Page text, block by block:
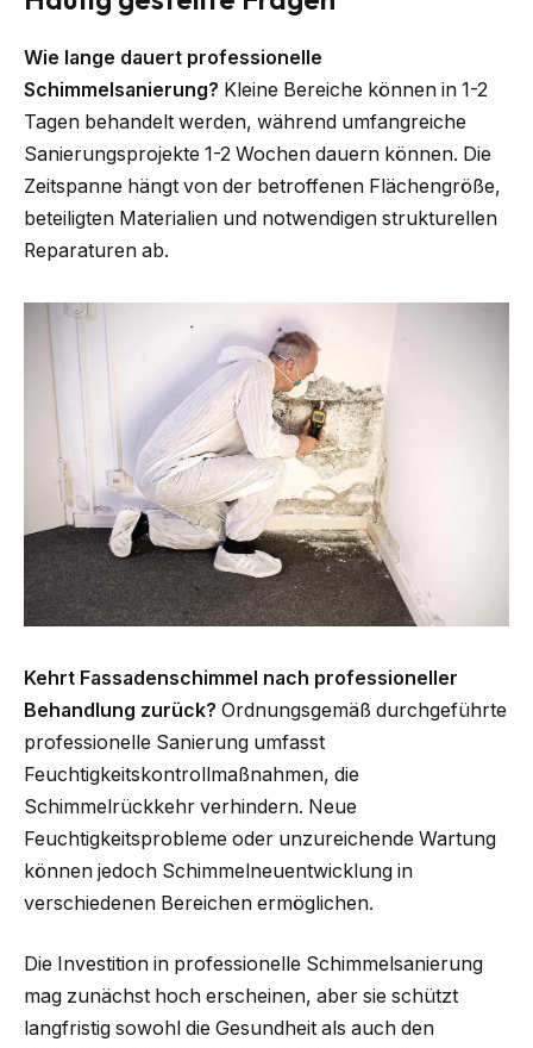
Wie lange dauert professionelle
Schimmelsanierung? Kleine Bereiche können in 1-2
Tagen behandelt werden, während umfangreiche
Sanierungsprojekte 1-2 Wochen dauern können. Die
Zeitspanne hängt von der betroffenen Flächengröße,
beteiligten Materialien und notwendigen strukturellen
Reparaturen ab.
Kehrt Fassadenschimmel nach professioneller
Behandlung zurück? Ordnungsgemäß durchgeführte
professionelle Sanierung umfasst
Feuchtigkeitskontrollmaßnahmen, die
Schimmelrückkehr verhindern. Neue
Feuchtigkeitsprobleme oder unzureichende Wartung
können jedoch Schimmelneuentwicklung in
verschiedenen Bereichen ermöglichen.
Die Investition in professionelle Schimmelsanierung
mag zunächst hoch erscheinen, aber sie schützt
langfristig sowohl die Gesundheit als auch den